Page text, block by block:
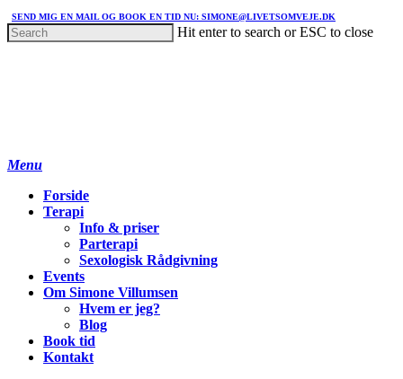
SEND MIG EN MAIL OG BOOK EN TID NU: SIMONE@LIVETSOMVEJE.DK
Hit enter to search or ESC to close
Menu
Forside
Terapi
Info & priser
Parterapi
Sexologisk Rådgivning
Events
Om Simone Villumsen
Hvem er jeg?
Blog
Book tid
Kontakt